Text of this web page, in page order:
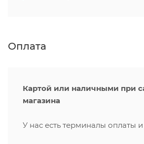
Оплата
Картой или наличными при
магазина
У нас есть терминалы оплаты и